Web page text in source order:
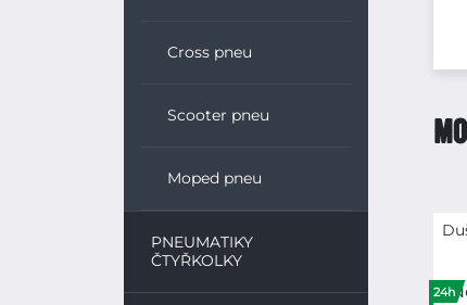
Cross pneu
Scooter pneu
Moped pneu
PNEUMATIKY
ČTYŘKOLKY
24h